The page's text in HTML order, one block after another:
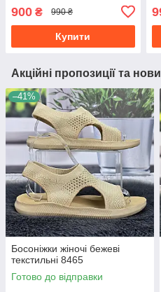
900 ₴ 990 ₴
Купити
Акційні пропозиції та
–41%
Босоніжки жіночі бежеві
текстильні 8465
Готово до відправки